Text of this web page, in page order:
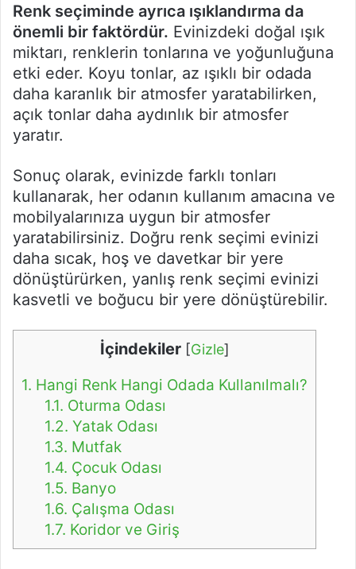
Renk seçiminde ayrıca ışıklandırma da
önemli bir faktördür. Evinizdeki doğal ışık
miktarı, renklerin tonlarına ve yoğunluğuna
etki eder. Koyu tonlar, az ışıklı bir odada
daha karanlık bir atmosfer yaratabilirken,
açık tonlar daha aydınlık bir atmosfer
yaratır.
Sonuç olarak, evinizde farklı tonları
kullanarak, her odanın kullanım amacına ve
mobilyalarınıza uygun bir atmosfer
yaratabilirsiniz. Doğru renk seçimi evinizi
daha sıcak, hoş ve davetkar bir yere
dönüştürürken, yanlış renk seçimi evinizi
kasvetli ve boğucu bir yere dönüştürebilir.
İçindekiler [Gizle]
1. Hangi Renk Hangi Odada Kullanılmalı?
1.1. Oturma Odası
1.2. Yatak Odası
1.3. Mutfak
1.4. Çocuk Odası
1.5. Banyo
1.6. Çalışma Odası
1.7. Koridor ve Giriş